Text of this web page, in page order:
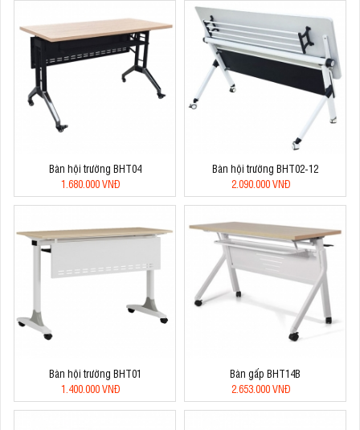
Bàn hội trường BHT04
1.680.000 VNĐ
Bàn hội trường BHT02-12
2.090.000 VNĐ
Bàn hội trường BHT01
1.400.000 VNĐ
Bàn gấp BHT14B
2.653.000 VNĐ